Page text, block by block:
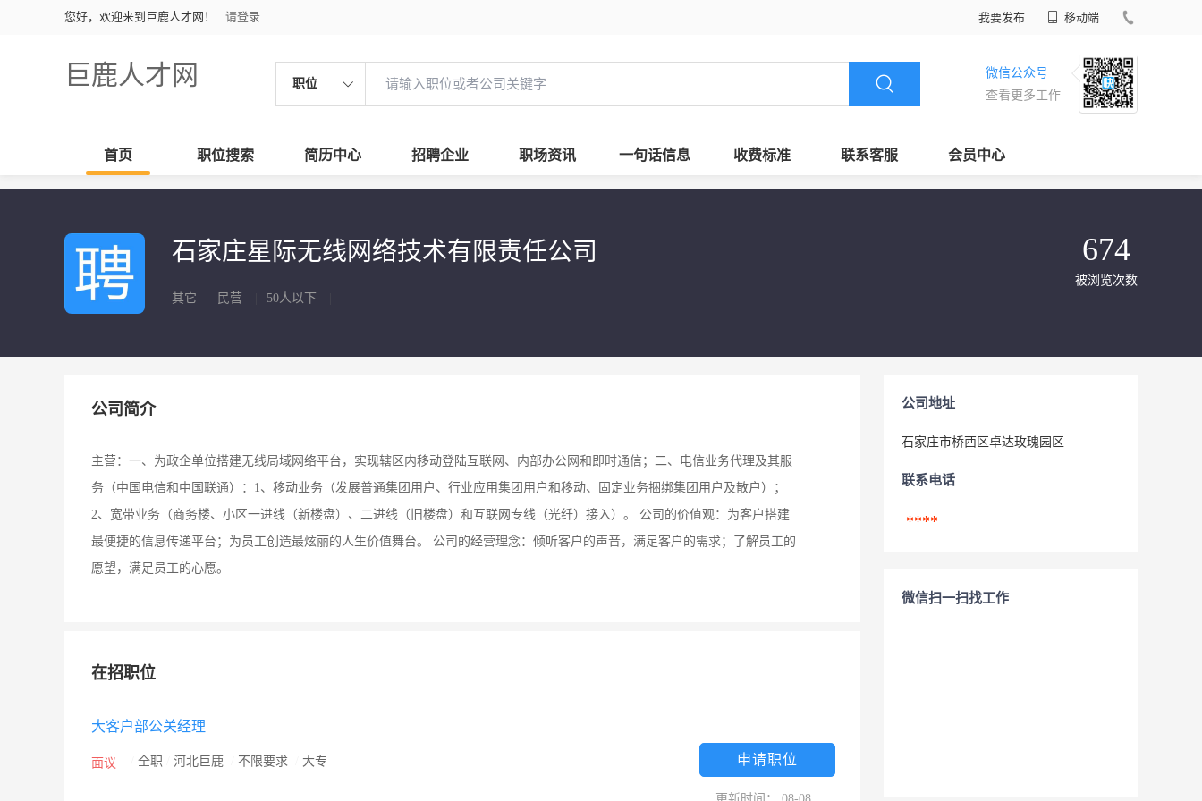
您好，欢迎来到巨鹿人才网！ 请登录 我要发布 移动端
巨鹿人才网 职位
微信公众号
查看更多工作
首页 职位搜索 简历中心 招聘企业 职场资讯 一句话信息 收费标准 联系客服 会员中心
石家庄星际无线网络技术有限责任公司
其它 民营 50人以下
674
被浏览次数
公司简介
主营：一、为政企单位搭建无线局域网络平台，实现辖区内移动登陆互联网、内部办公网和即时通信；二、电信业务代理及其服
务（中国电信和中国联通）：1、移动业务（发展普通集团用户、行业应用集团用户和移动、固定业务捆绑集团用户及散户）；
2、宽带业务（商务楼、小区一进线（新楼盘）、二进线（旧楼盘）和互联网专线（光纤）接入）。 公司的价值观：为客户搭建
最便捷的信息传递平台；为员工创造最炫丽的人生价值舞台。 公司的经营理念：倾听客户的声音，满足客户的需求；了解员工的
愿望，满足员工的心愿。
在招职位
大客户部公关经理
面议 全职 河北巨鹿 不限要求 大专 申请职位
公司地址
石家庄市桥西区卓达玫瑰园区
联系电话
****
微信扫一扫找工作